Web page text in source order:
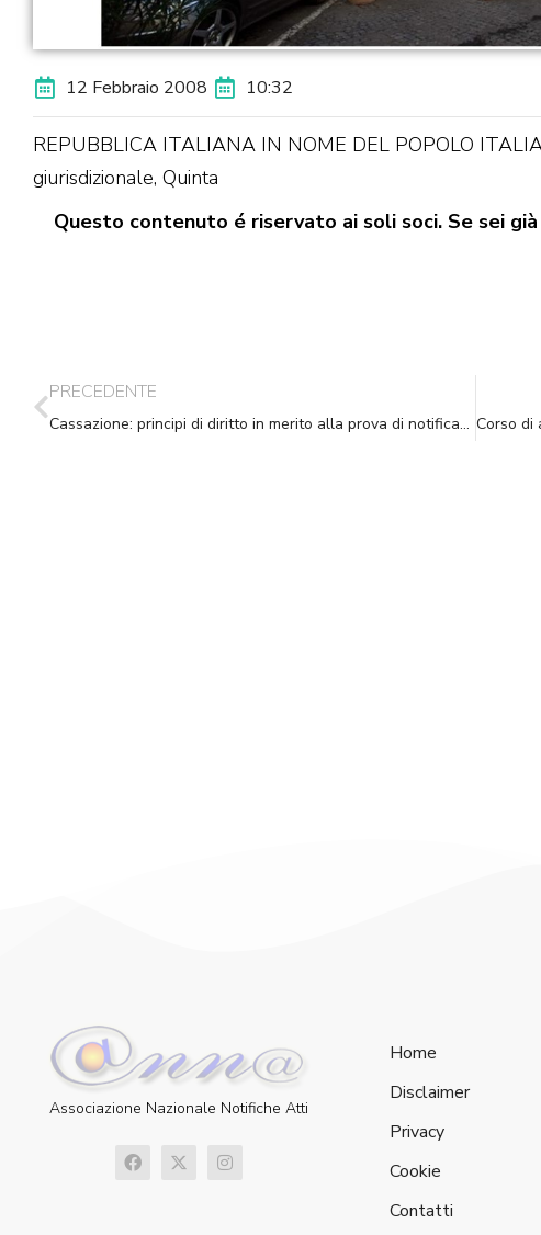
12 Febbraio 2008 10:32
REPUBBLICA ITALIANA IN NOME DEL POPOLO
giurisdizionale, Quinta
Questo contenuto é riservato ai soli soci. Se sei
PRECEDENTE
Cassazione: principi di diritto in merito alla prova di notificazione a mezzo posta
Associazione Nazionale Notifiche Atti
Home
Disclaimer
Privacy
Cookie
Contatti